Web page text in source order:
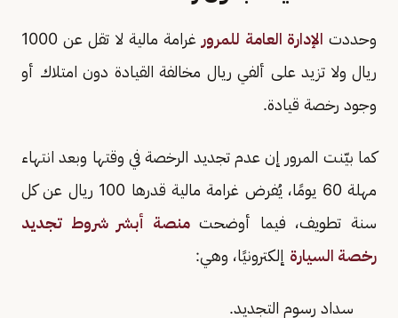
وحددت الإدارة العامة للمرور
غرامة مالية لا تقل عن 1000
ريال ولا تزيد على ألفي ريال مخالفة القيادة دون امتلاك أو
وجود رخصة قيادة.
كما بيّنت المرور إن عدم تجديد الرخصة في وقتها وبعد انتهاء
مهلة 60 يومًا، يُفرض غرامة مالية قدرها 100 ريال عن كل
سنة تطويف، فيما أوضحتمنصة أبشر شروط تجديد
رخصة السيارة إلكترونيًا، وهي:
سداد رسوم التجديد.